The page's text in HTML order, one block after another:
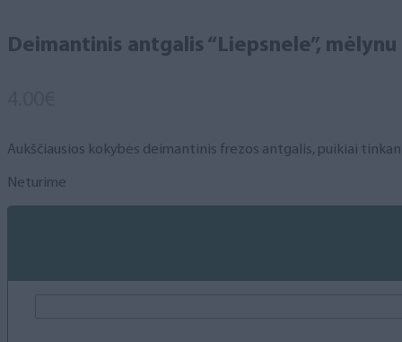
Deimantinis antgalis “Liepsnele”,
Aukščiausios kokybės deimantinis frezos antgalis, puikiai
Neturime